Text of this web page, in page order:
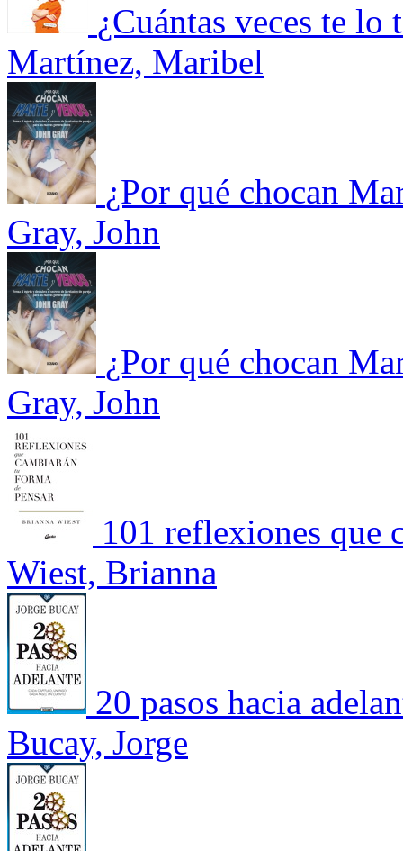
¿Cuántas veces te lo
Martínez, Maribel
¿Por qué chocan
Gray, John
¿Por qué chocan
Gray, John
101 reflexiones que
Wiest, Brianna
20 pasos hacia
Bucay, Jorge